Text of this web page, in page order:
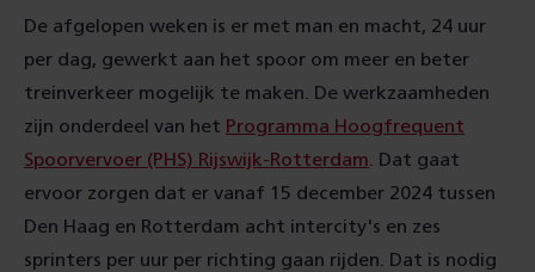
De afgelopen weken is er met man en macht, 24 uur
per dag, gewerkt aan het spoor om meer en beter
treinverkeer mogelijk te maken. De werkzaamheden
zijn onderdeel van het Programma Hoogfrequent
Spoorvervoer (PHS) Rijswijk-Rotterdam . Dat gaat
ervoor zorgen dat er vanaf 15 december 2024 tussen
Den Haag en Rotterdam acht intercity's en zes
sprinters per uur per richting gaan rijden. Dat is nodig